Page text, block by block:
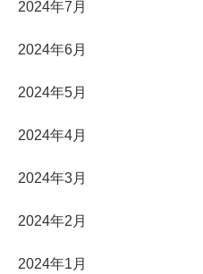
2024年7月
2024年6月
2024年5月
2024年4月
2024年3月
2024年2月
2024年1月